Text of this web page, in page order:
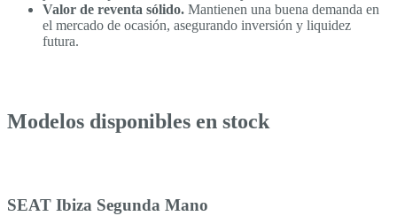
Valor de reventa sólido. Mantienen una buena demanda en
el mercado de ocasión, asegurando inversión y liquidez
futura.
Modelos disponibles en stock
SEAT Ibiza Segunda Mano